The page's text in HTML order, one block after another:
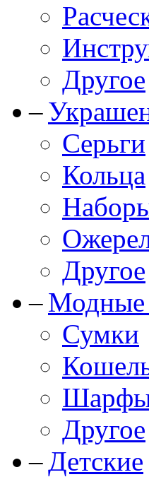
Другое
Серьги
Кольца
Другое
Модные
Сумки
Другое
Детские